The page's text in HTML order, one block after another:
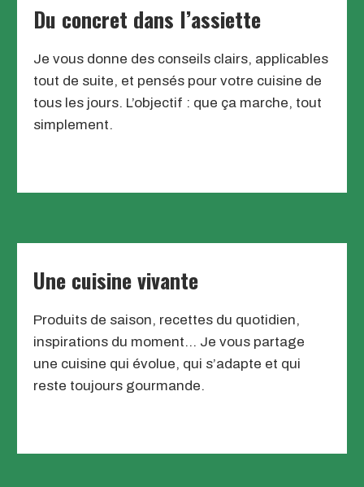
Du concret dans l’assiette
Je vous donne des conseils clairs, applicables
tout de suite, et pensés pour votre cuisine de
tous les jours. L’objectif : que ça marche, tout
simplement.
Une cuisine vivante
Produits de saison, recettes du quotidien,
inspirations du moment… Je vous partage
une cuisine qui évolue, qui s’adapte et qui
reste toujours gourmande.